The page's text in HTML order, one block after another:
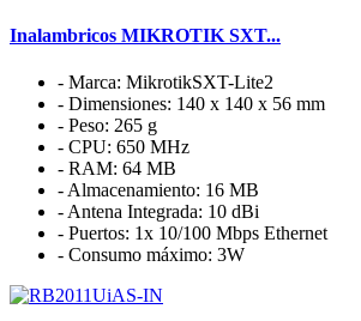
Inalambricos MIKROTIK SXT...
- Marca: MikrotikSXT-Lite2
- Dimensiones: 140 x 140 x 56 mm
- Peso: 265 g
- CPU: 650 MHz
- RAM: 64 MB
- Almacenamiento: 16 MB
- Antena Integrada: 10 dBi
- Puertos: 1x 10/100 Mbps Ethernet
- Consumo máximo: 3W